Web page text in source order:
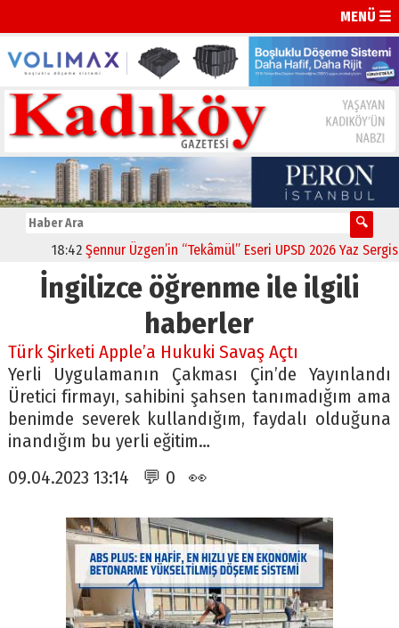
MENÜ ☰
18:42 Şennur Üzgen’in “Tekâmül” Eseri UPSD 2026 Yaz
İngilizce öğrenme ile ilgili
haberler
Türk Şirketi Apple’a Hukuki Savaş Açtı
Yerli Uygulamanın Çakması Çin’de Yayınlandı
Üretici firmayı, sahibini şahsen tanımadığım ama
benimde severek kullandığım, faydalı olduğuna
inandığım bu yerli eğitim…
09.04.2023 13:14 💬 0 👀